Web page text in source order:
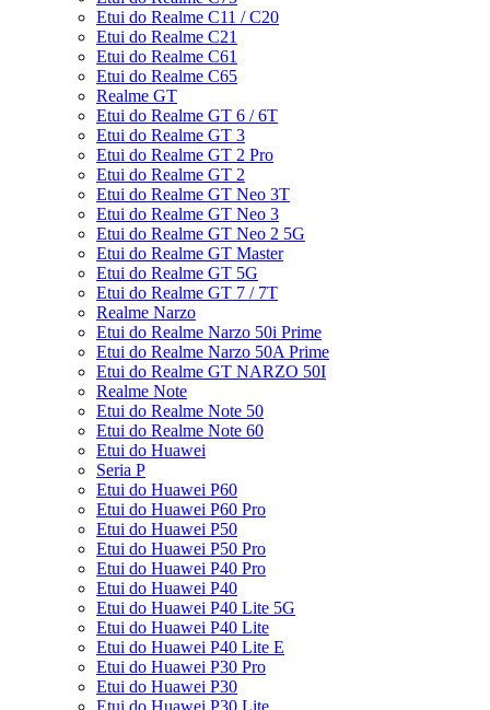
Etui do Realme C11 / C20
Etui do Realme C21
Etui do Realme C61
Etui do Realme C65
Realme GT
Etui do Realme GT 6 / 6T
Etui do Realme GT 3
Etui do Realme GT 2 Pro
Etui do Realme GT 2
Etui do Realme GT Neo 3T
Etui do Realme GT Neo 3
Etui do Realme GT Neo 2 5G
Etui do Realme GT Master
Etui do Realme GT 5G
Etui do Realme GT 7 / 7T
Realme Narzo
Etui do Realme Narzo 50i Prime
Etui do Realme Narzo 50A Prime
Etui do Realme GT NARZO 50I
Realme Note
Etui do Realme Note 50
Etui do Realme Note 60
Etui do Huawei
Seria P
Etui do Huawei P60
Etui do Huawei P60 Pro
Etui do Huawei P50
Etui do Huawei P50 Pro
Etui do Huawei P40 Pro
Etui do Huawei P40
Etui do Huawei P40 Lite 5G
Etui do Huawei P40 Lite
Etui do Huawei P40 Lite E
Etui do Huawei P30 Pro
Etui do Huawei P30
Etui do Huawei P30 Lite